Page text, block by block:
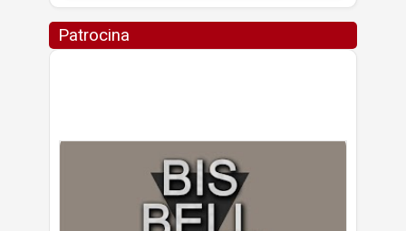
Patrocina